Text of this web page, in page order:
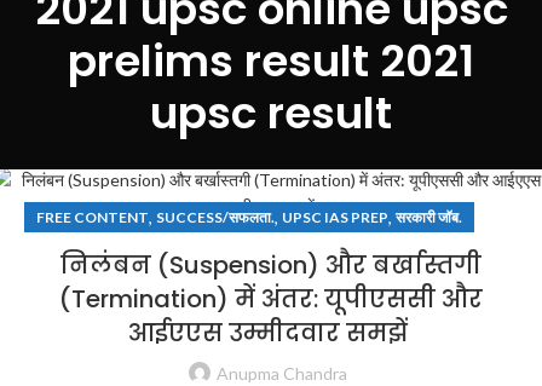
prelims result 2021
upsc result
FREE CONTENT, SUCCESS/सफलता., UPSC IAS PREP, सरकारी जॉब.
निलंबन (Suspension) और बर्खास्तगी
(Termination) में अंतर: यूपीएससी और
आईएएस उम्मीदवार समझें
Anupma Chandra